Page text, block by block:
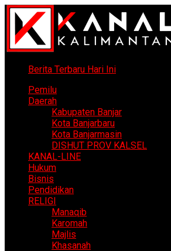
Berita Terbaru Hari Ini
Pemilu
Daerah
Kabupaten Banjar
Kota Banjarbaru
Kota Banjarmasin
DISHUT PROV KALSEL
KANAL-LINE
Hukum
Bisnis
Pendidikan
RELIGI
Manaqib
Karomah
Majlis
Khasanah